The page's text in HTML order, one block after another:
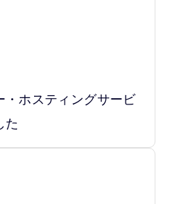
・ホスティングサービ
た